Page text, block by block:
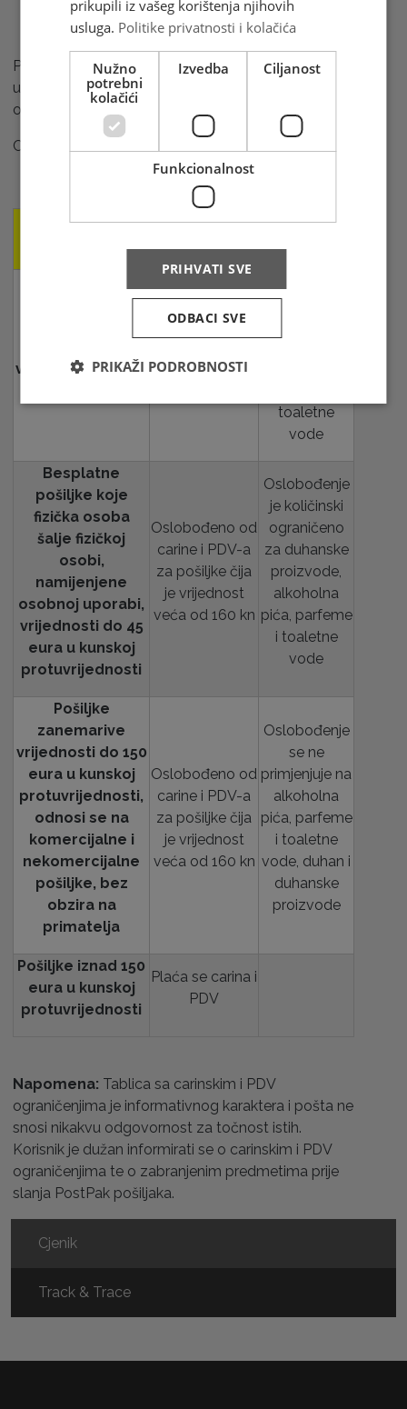
PostPak pošiljke možete poslati bez posebne
usluge "Otkupnina" iz BiH prema Hrvatskoj i
obrnuto.
Carinska i PDV ograničenja
Poštanska
vrijednosti do 160
carine i PDV-a
na alkoholna
toaletne
vode
Besplatne
pošiljke koje
fizička osoba
šalje fizičkoj
osobi,
namijenjene
osobnoj uporabi,
vrijednosti do 45
eura u kunskoj
protuvrijednosti
Oslobođeno od
carine i PDV-a
za pošiljke čija
je vrijednost
veća od 160 kn
Oslobođenje
je količinski
ograničeno
za duhanske
proizvode,
alkoholna
pića, parfeme
i toaletne
vode
Pošiljke
zanemarive
vrijednosti do 150
eura u kunskoj
protuvrijednosti,
odnosi se na
komercijalne i
nekomercijalne
pošiljke, bez
obzira na
primatelja
Oslobođeno od
carine i PDV-a
za pošiljke čija
je vrijednost
veća od 160 kn
Oslobođenje
se ne
primjenjuje na
alkoholna
pića, parfeme
i toaletne
vode, duhan i
duhanske
proizvode
Pošiljke iznad 150
eura u kunskoj
protuvrijednosti
Plaća se carina i
PDV
Napomena: Tablica sa carinskim i PDV
ograničenjima je informativnog karaktera i pošta ne
snosi nikakvu odgovornost za točnost istih.
Korisnik je dužan informirati se o carinskim i PDV
ograničenjima te o zabranjenim predmetima prije
slanja PostPak pošiljaka.
Cjenik
Track & Trace
prikupili iz vašeg korištenja njihovih
usluga. Politike privatnosti i kolačića
Nužno
potrebni
kolačići
Izvedba Ciljanost
Funkcionalnost
PRIHVATI SVE
ODBACI SVE
PRIKAŽI PODROBNOSTI